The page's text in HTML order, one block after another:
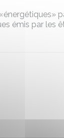
émis par les